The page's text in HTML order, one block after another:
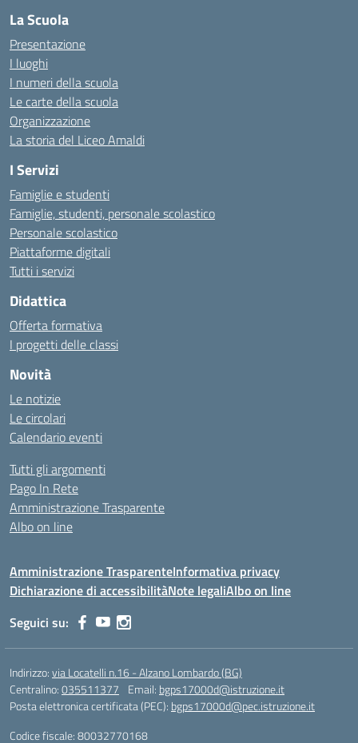
La Scuola
Presentazione
I luoghi
I numeri della scuola
Le carte della scuola
Organizzazione
La storia del Liceo Amaldi
I Servizi
Famiglie e studenti
Famiglie, studenti, personale scolastico
Personale scolastico
Piattaforme digitali
Tutti i servizi
Didattica
Offerta formativa
I progetti delle classi
Novità
Le notizie
Le circolari
Calendario eventi
Tutti gli argomenti
Pago In Rete
Amministrazione Trasparente
Albo on line
Amministrazione TrasparenteInformativa privacy
Dichiarazione di accessibilitàNote legaliAlbo on line
Seguici su:
Indirizzo:via Locatelli n.16 - Alzano Lombardo (BG)
Centralino:035511377 Email: bgps17000d@istruzione.it
Posta elettronica certificata (PEC): bgps17000d@pec.istruzione.it
Codice fiscale: 80032770168